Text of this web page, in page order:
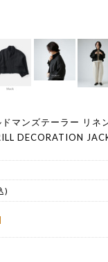
マンズテーラー リネ
DECORATION
)